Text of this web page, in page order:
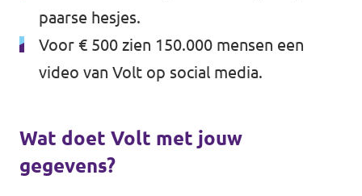
paarse hesjes.
Voor € 500 zien 150.000 mensen een
video van Volt op social media.
Wat doet Volt met jouw
gegevens?